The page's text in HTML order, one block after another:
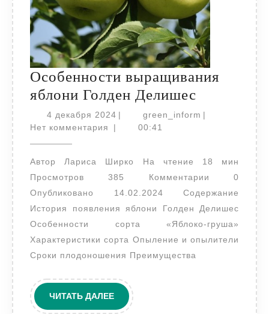
Особенности выращивания
яблони Голден Делишес
Делишес
4 декабря 20244
декабря
| green_inform green_inform
|
Нет комментария
| 00:41
Автор Лариса Ширко На чтение 18 мин
Просмотров 385 Комментарии 0
Опубликовано 14.02.2024 Содержание
История появления яблони Голден Делишес
Особенности сорта «Яблоко-груша»
Характеристики сорта Опыление и опылители
Сроки плодоношения Преимущества
ЧИТАТЬ ДАЛЕЕЧИТАТЬ
ДАЛЕЕ